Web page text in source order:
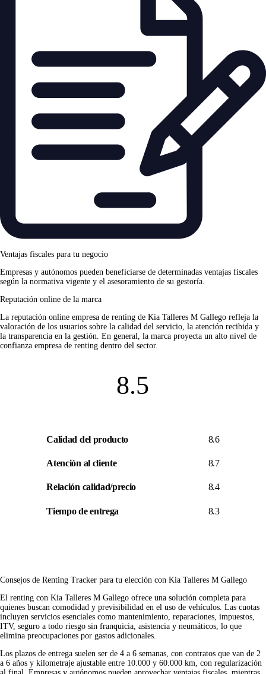
Ventajas fiscales para tu negocio
Empresas y autónomos pueden beneficiarse de determinadas ventajas fiscales
según la normativa vigente y el asesoramiento de su gestoría.
Reputación online de la marca
La reputación online empresa de renting de Kia Talleres M Gallego refleja la
valoración de los usuarios sobre la calidad del servicio, la atención recibida y
la transparencia en la gestión. En general, la marca proyecta un alto nivel de
confianza empresa de renting dentro del sector.
8.5
Calidad del producto 8.6
Atención al cliente 8.7
Relación calidad/precio 8.4
Tiempo de entrega 8.3
Consejos de Renting Tracker para tu elección con Kia Talleres M Gallego
El renting con Kia Talleres M Gallego ofrece una solución completa para
quienes buscan comodidad y previsibilidad en el uso de vehículos. Las cuotas
incluyen servicios esenciales como mantenimiento, reparaciones, impuestos,
ITV, seguro a todo riesgo sin franquicia, asistencia y neumáticos, lo que
elimina preocupaciones por gastos adicionales.
Los plazos de entrega suelen ser de 4 a 6 semanas, con contratos que van de 2
a 6 años y kilometraje ajustable entre 10.000 y 60.000 km, con regularización